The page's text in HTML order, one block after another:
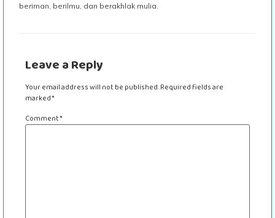
beriman, berilmu, dan berakhlak mulia.
Leave a Reply
Your email address will not be published. Required fields are
marked*
Comment*